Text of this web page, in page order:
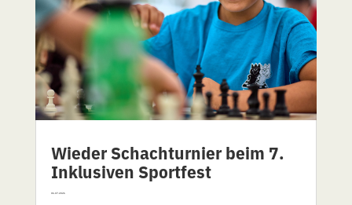
Wieder Schachturnier beim 7.
Inklusiven Sportfest
06.07.2026